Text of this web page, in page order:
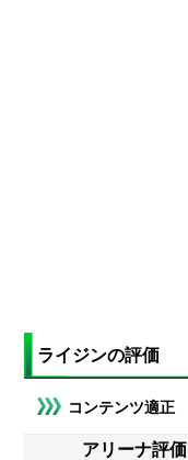
ライジンの評価
コンテンツ適正
アリーナ評価